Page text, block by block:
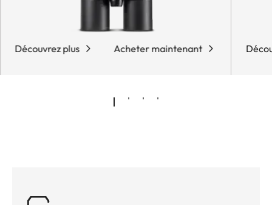
Découvrez plus Acheter maintenant